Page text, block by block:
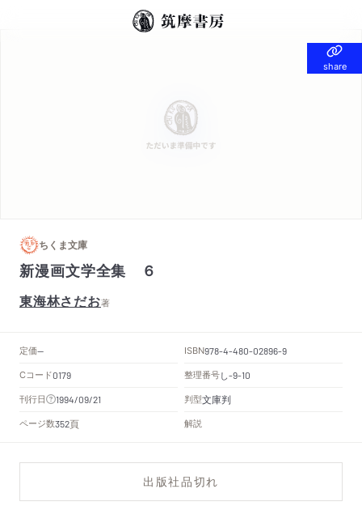
share
share
ちくま文庫
新漫画文学全集 ６
東海林さだお著
定価-- ISBN978-4-480-02896-9
Cコード0179 整理番号し-9-10
刊行日 1994/09/21 判型文庫判
ページ数352頁 解説
出版社品切れ